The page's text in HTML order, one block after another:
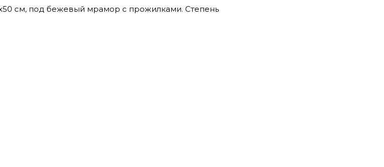
см, под бежевый мрамор с прожилками. Степень